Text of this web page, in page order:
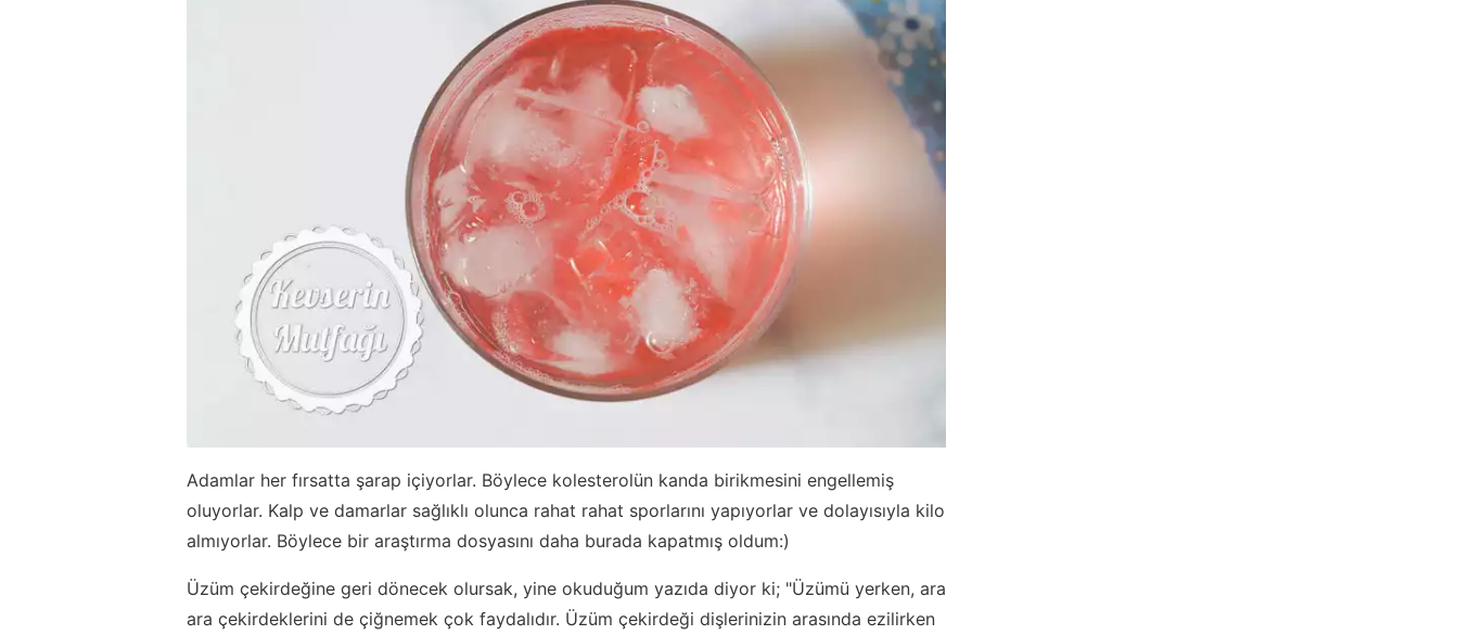
Adamlar her fırsatta şarap içiyorlar. Böylece kolesterolün kanda birikmesini engellemiş
oluyorlar. Kalp ve damarlar sağlıklı olunca rahat rahat sporlarını yapıyorlar ve dolayısıyla kilo
almıyorlar. Böylece bir araştırma dosyasını daha burada kapatmış oldum:)
Üzüm çekirdeğine geri dönecek olursak, yine okuduğum yazıda diyor ki; "Üzümü yerken, ara
ara çekirdeklerini de çiğnemek çok faydalıdır. Üzüm çekirdeği dişlerinizin arasında ezilirken